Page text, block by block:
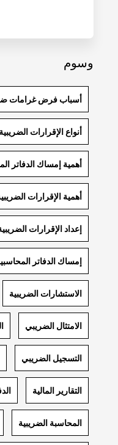
وسوم
أسباب فرض غرامات
أنواع الإقرارات الضريبية
أهمية إمساك الدفاتر
أهمية الإقرارات
إعداد الإقرارات
إمساك الدفاتر
الاستشارات الضريبية
الامتثال الضريبي
التسجيل الضريبي
التقارير المالية
المحاسبة الضريبية